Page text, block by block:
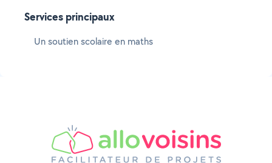
Services principaux
Un soutien scolaire en maths